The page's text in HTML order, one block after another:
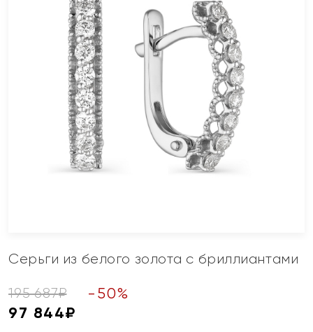
Серьги из белого золота с бриллиантами
195 687₽ - 50%
97 844₽